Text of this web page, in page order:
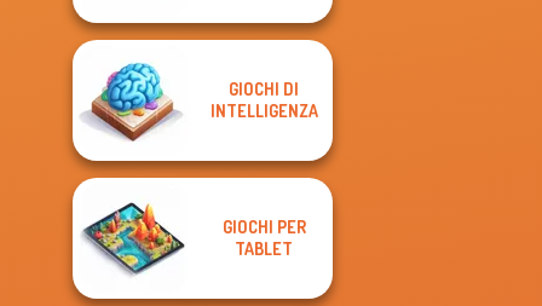
GIOCHI DI
INTELLIGENZA
GIOCHI PER
TABLET